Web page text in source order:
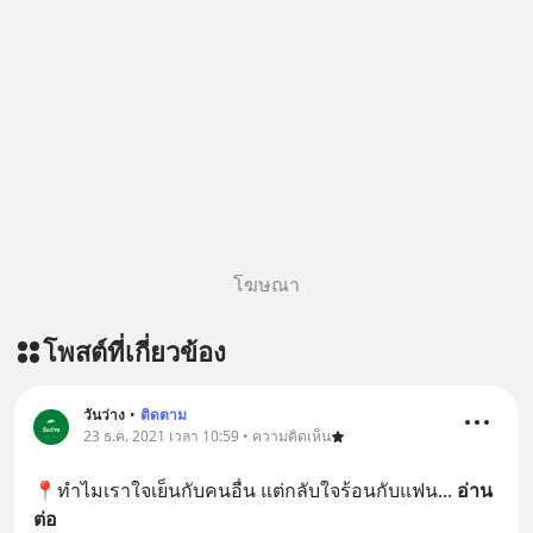
โฆษณา
โพสต์ที่เกี่ยวข้อง
วันว่าง • ติดตาม
23 ธ.ค. 2021 เวลา 10:59 • ความคิดเห็น
📍ทำไมเราใจเย็นกับคนอื่น แต่กลับใจร้อนกับแฟน... อ่าน
ต่อ